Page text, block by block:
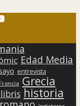
Edad Media
entrevista
Francia Grecia
historia